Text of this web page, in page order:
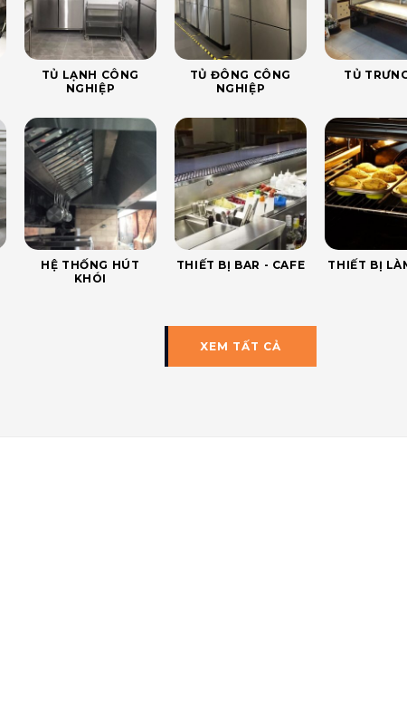
TỦ LẠNH CÔNG
NGHIỆP
TỦ ĐÔNG CÔNG
NGHIỆP
TỦ
HỆ THỐNG HÚT
KHÓI
THIẾT BỊ BAR - CAFE THIẾT BỊ
XEM TẤT CẢ